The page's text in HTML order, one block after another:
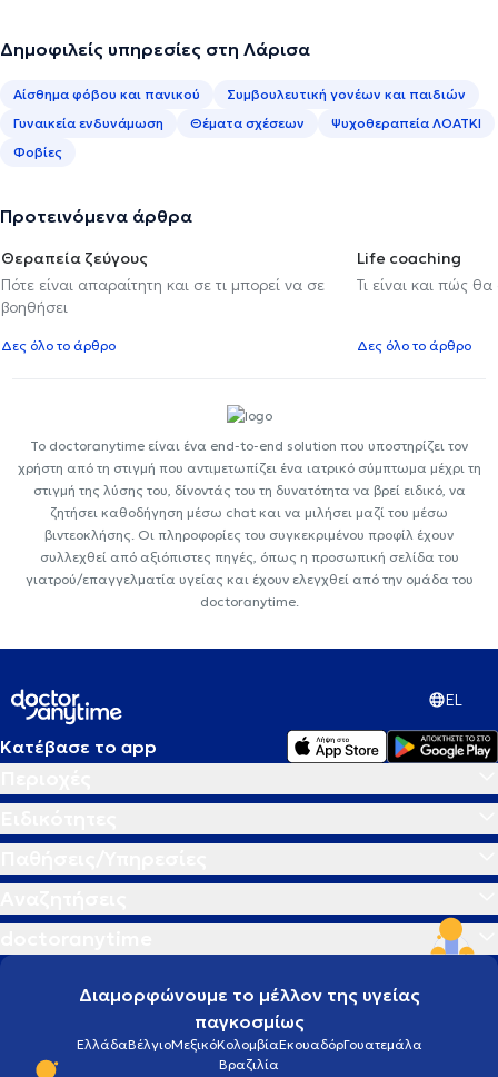
Δημοφιλείς υπηρεσίες στη Λάρισα
Αίσθημα φόβου και πανικού
Συμβουλευτική γονέων και παιδιών
Γυναικεία ενδυνάμωση
Θέματα σχέσεων
Ψυχοθεραπεία ΛΟΑΤΚΙ
Φοβίες
Προτεινόμενα άρθρα
Θεραπεία ζεύγους
Πότε είναι απαραίτητη και σε τι μπορεί να σε
βοηθήσει
Δες όλο το άρθρο
Life coaching
Τι είναι και πώς
Δες όλο το άρθρο
Το doctoranytime είναι ένα end-to-end solution που υποστηρίζει τον
χρήστη από τη στιγμή που αντιμετωπίζει ένα ιατρικό σύμπτωμα μέχρι τη
στιγμή της λύσης του, δίνοντάς του τη δυνατότητα να βρεί ειδικό, να
ζητήσει καθοδήγηση μέσω chat και να μιλήσει μαζί του μέσω
βιντεοκλήσης. Οι πληροφορίες του συγκεκριμένου προφίλ έχουν
συλλεχθεί από αξιόπιστες πηγές, όπως η προσωπική σελίδα του
γιατρού/επαγγελματία υγείας και έχουν ελεγχθεί από την ομάδα του
doctoranytime.
EL
Κατέβασε το app
Διαμορφώνουμε το μέλλον της υγείας
παγκοσμίως
ΕλλάδαΒέλγιοΜεξικόΚολομβίαΕκουαδόρΓουατεμάλα
Βραζιλία